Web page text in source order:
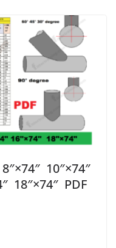
10″×74″
18″×74″ PDF